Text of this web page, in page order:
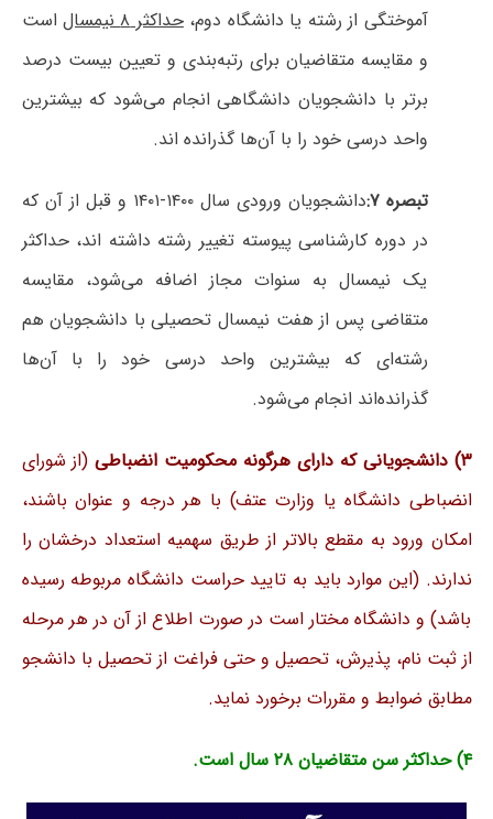
آموختگی از رشته یا دانشگاه دوم،حداکثر ۸ نیمسال
است
و مقایسه متقاضیان برای رتبه‌بندی و تعیین بیست درصد
برتر با دانشجویان دانشگاهی انجام می‌شود که بیشترین
واحد درسی خود را با آن‌ها گذرانده اند.
تبصره ۷:
دانشجویان ورودی سال ۱۴۰۰-۱۴۰۱ و قبل از آن که
در دوره کارشناسی پیوسته تغییر رشته داشته اند، حداکثر
یک نیمسال به سنوات مجاز اضافه می‌شود، مقایسه
متقاضی پس از هفت نیمسال تحصیلی با دانشجویان هم
رشته‌ای که بیشترین واحد درسی خود را با آن‌ها
گذرانده‌اند انجام می‌شود.
۳) دانشجویانی که دارای هرگونه محکومیت انضباطی
(از شورای
انضباطی دانشگاه یا وزارت عتف) با هر درجه و عنوان باشند،
امکان ورود به مقطع بالاتر از طریق سهمیه استعداد درخشان را
ندارند. (این موارد باید به تایید حراست دانشگاه مربوطه رسیده
باشد) و دانشگاه مختار است در صورت اطلاع از آن در هر مرحله
از ثبت نام، پذیرش، تحصیل و حتی فراغت از تحصیل با دانشجو
مطابق ضوابط و مقررات برخورد نماید.
۴) حداکثر سن متقاضیان ۲۸ سال است.